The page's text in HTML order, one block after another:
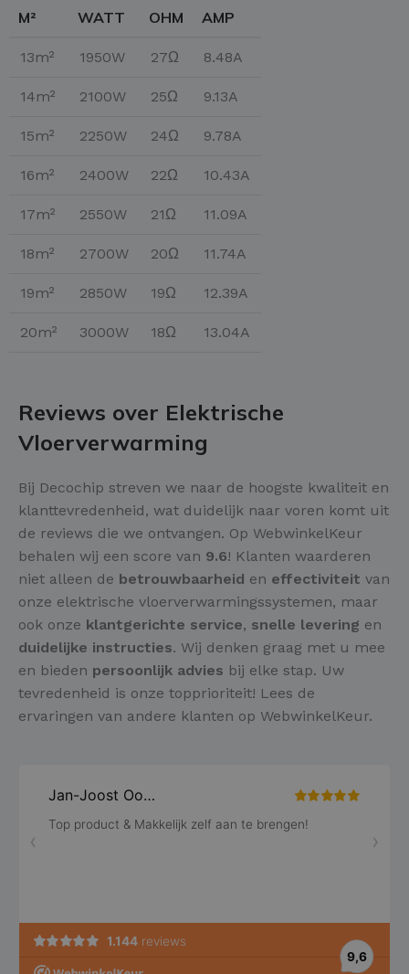
M² WATT OHM AMP
13m² 1950W 27Ω 8.48A
14m² 2100W 25Ω 9.13A
15m² 2250W 24Ω 9.78A
16m² 2400W 22Ω 10.43A
17m² 2550W 21Ω 11.09A
18m² 2700W 20Ω 11.74A
19m² 2850W 19Ω 12.39A
20m² 3000W 18Ω 13.04A
Reviews over Elektrische
Vloerverwarming
Bij Decochip streven we naar de hoogste kwaliteit en
klanttevredenheid, wat duidelijk naar voren komt uit
de reviews die we ontvangen. Op WebwinkelKeur
behalen wij een score van 9.6! Klanten waarderen
niet alleen de betrouwbaarheid en effectiviteit van
onze elektrische vloerverwarmingssystemen, maar
ook onze klantgerichte service, snelle levering en
duidelijke instructies. Wij denken graag met u mee
en bieden persoonlijk advies bij elke stap. Uw
tevredenheid is onze topprioriteit! Lees de
ervaringen van andere klanten op WebwinkelKeur.